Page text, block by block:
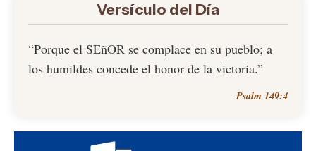
Versículo del Día
“Porque el SEñOR se complace en su pueblo; a
los humildes concede el honor de la victoria.”
Psalm 149:4